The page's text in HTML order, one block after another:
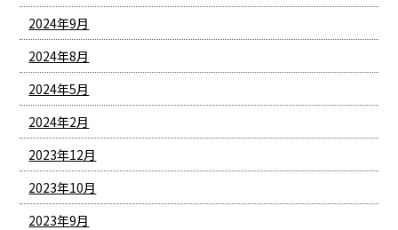
2024年9月
2024年8月
2024年5月
2024年2月
2023年12月
2023年10月
2023年9月